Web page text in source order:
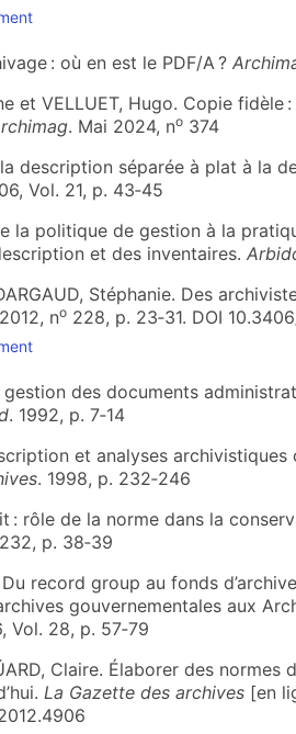
: où en est le PDF/A ?
et VELLUET, Hugo. Copie fidèle
. Mai 2024, no374
description séparée à plat à la
Vol. 21, p. 43‑45
la politique de gestion à la
et des inventaires.
Stéphanie. Des
no228, p. 23‑31. DOI
des documents
. 1992, p. 7‑14
et analyses archivistiques
. 1998, p. 232‑246
: rôle de la norme dans la
p. 38‑39
Du record group au fonds
gouvernementales aux
Vol. 28, p. 57‑79
Claire. Élaborer des
La Gazette des archives[en